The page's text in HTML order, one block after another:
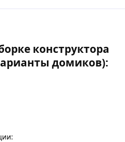
конструктора
домиков):